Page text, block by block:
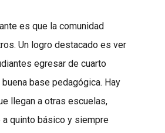
es que la comunidad
Un logro destacado es ver
egresar de cuarto
buena base pedagógica. Hay
llegan a otras escuelas,
a quinto básico y siempre